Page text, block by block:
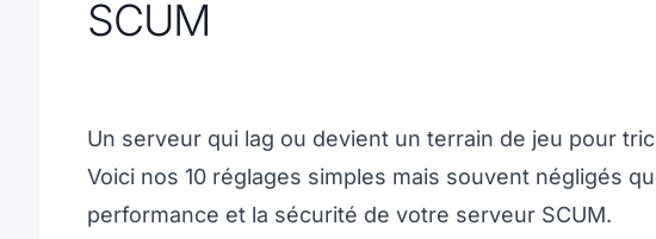
SCUM
Un serveur qui lag ou devient un terrain de jeu pour
Voici nos 10 réglages simples mais souvent négligés
performance et la sécurité de votre serveur SCUM.